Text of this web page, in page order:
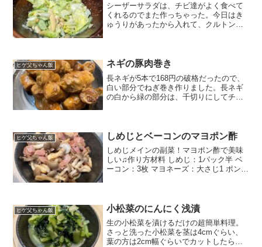
シーザーサラダは、チビ達がよく食べて
くれるのでまた作っちゃった。今日はき
ゅうりがあったから入れて、クルトンも
水が出てきちゃうのが難点...
ヒゲ父ちゃん飯 ネギの豚肉巻き
長ネギが5本で168円の破格だったので、
白い部分でねぎ巻き作りました。長ネギ
の白から緑の部分は、千切りにしてチー
ょっと 焼...
ヒゲ父ちゃん飯 しめじとベーコンのマヨポン酢
しめじメインの副菜！マヨポン酢で美味
しい♫作り方材料 しめじ：1パック半 ベ
ーコン：3枚 マヨネーズ：大さじ1 ポン
いきます。ベーコ...
ヒゲ父ちゃん飯 小松菜のにんにく浅漬
生の小松菜を漬けるだけの超簡単料理。
さっと洗った小松菜を茎は4cmぐらい、
葉の方は2cm幅ぐらいでカットしたら、